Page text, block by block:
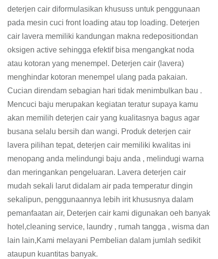
deterjen cair diformulasikan khususs untuk penggunaan
pada mesin cuci front loading atau top loading. Deterjen
cair lavera memiliki kandungan makna redepositiondan
oksigen active sehingga efektif bisa mengangkat noda
atau kotoran yang menempel. Deterjen cair (lavera)
menghindar kotoran menempel ulang pada pakaian.
Cucian direndam sebagian hari tidak menimbulkan bau .
Mencuci baju merupakan kegiatan teratur supaya kamu
akan memilih deterjen cair yang kualitasnya bagus agar
busana selalu bersih dan wangi. Produk deterjen cair
lavera pilihan tepat, deterjen cair memiliki kwalitas ini
menopang anda melindungi baju anda , melindugi warna
dan meringankan pengeluaran. Lavera deterjen cair
mudah sekali larut didalam air pada temperatur dingin
sekalipun, penggunaannya lebih irit khususnya dalam
pemanfaatan air, Deterjen cair kami digunakan oeh banyak
hotel,cleaning service, laundry , rumah tangga , wisma dan
lain lain,Kami melayani Pembelian dalam jumlah sedikit
ataupun kuantitas banyak.